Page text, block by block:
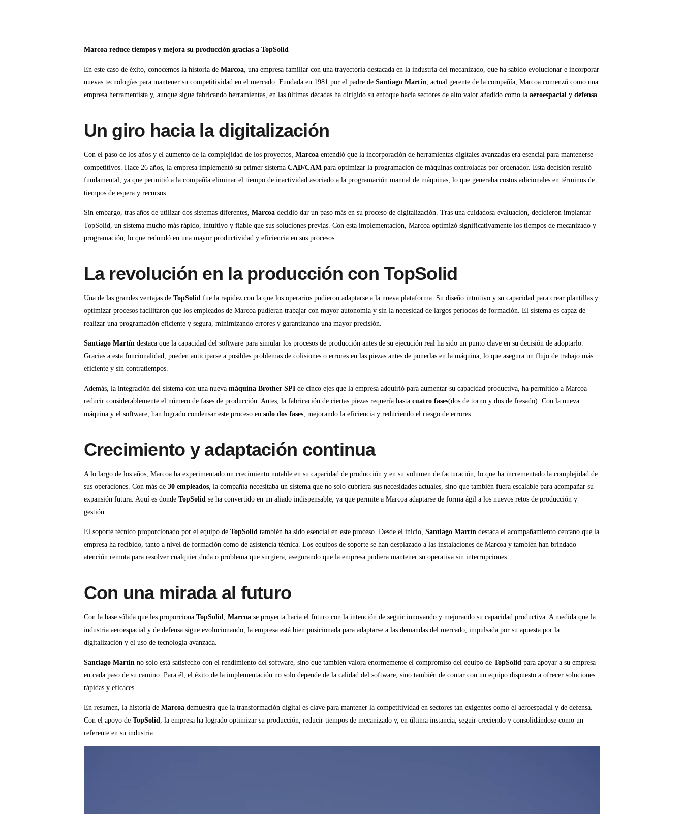
Marcoa reduce tiempos y mejora su producción gracias a TopSolid
En este caso de éxito, conocemos la historia de Marcoa, una empresa familiar con una trayectoria destacada en la industria del mecanizado, que ha sabido evolucionar e incorporar
nuevas tecnologías para mantener su competitividad en el mercado. Fundada en 1981 por el padre de Santiago Martín , actual gerente de la compañía, Marcoa comenzó como una
empresa herramentista y, aunque sigue fabricando herramientas, en las últimas décadas ha dirigido su enfoque hacia sectores de alto valor añadido como la aeroespacial y defensa.
Un giro hacia la digitalización
Con el paso de los años y el aumento de la complejidad de los proyectos, Marcoaentendió que la incorporación de herramientas digitales avanzadas era esencial para mantenerse
competitivos. Hace 26 años, la empresa implementó su primer sistema CAD/CAMpara optimizar la programación de máquinas controladas por ordenador. Esta decisión resultó
fundamental, ya que permitió a la compañía eliminar el tiempo de inactividad asociado a la programación manual de máquinas, lo que generaba costos adicionales en términos de
tiempos de espera y recursos.
Sin embargo, tras años de utilizar dos sistemas diferentes, Marcoadecidió dar un paso más en su proceso de digitalización. Tras una cuidadosa evaluación, decidieron implantar
TopSolid, un sistema mucho más rápido, intuitivo y fiable que sus soluciones previas. Con esta implementación, Marcoa optimizó significativamente los tiempos de mecanizado y
programación, lo que redundó en una mayor productividad y eficiencia en sus procesos.
La revolución en la producción conTopSolid
Una de las grandes ventajas de TopSolid fue la rapidez con la que los operarios pudieron adaptarse a la nueva plataforma. Su diseño intuitivo y su capacidad para crear plantillas y
optimizar procesos facilitaron que los empleados de Marcoa pudieran trabajar con mayor autonomía y sin la necesidad de largos períodos de formación. El sistema es capaz de
realizar una programación eficiente y segura, minimizando errores y garantizando una mayor precisión.
Santiago Martín destaca que la capacidad del software para simular los procesos de producción antes de su ejecución real ha sido un punto clave en su decisión de adoptarlo.
Gracias a esta funcionalidad, pueden anticiparse a posibles problemas de colisiones o errores en las piezas antes de ponerlas en la máquina, lo que asegura un flujo de trabajo más
eficiente y sin contratiempos.
Además, la integración del sistema con una nueva máquina Brother SPIde cinco ejes que la empresa adquirió para aumentar su capacidad productiva, ha permitido a Marcoa
reducir considerablemente el número de fases de producción. Antes, la fabricación de ciertas piezas requería hasta cuatro fases(dos de torno y dos de fresado). Con la nueva
máquina y el software, han logrado condensar este proceso en solo dos fases, mejorando la eficiencia y reduciendo el riesgo de errores.
Crecimiento y adaptación continua
A lo largo de los años, Marcoa ha experimentado un crecimiento notable en su capacidad de producción y en su volumen de facturación, lo que ha incrementado la complejidad de
sus operaciones. Con más de 30 empleados, la compañía necesitaba un sistema que no solo cubriera sus necesidades actuales, sino que también fuera escalable para acompañar su
expansión futura. Aquí es donde TopSolid se ha convertido en un aliado indispensable, ya que permite a Marcoa adaptarse de forma ágil a los nuevos retos de producción y
gestión.
El soporte técnico proporcionado por el equipo de TopSolid también ha sido esencial en este proceso. Desde el inicio, Santiago Martín destaca el acompañamiento cercano que la
empresa ha recibido, tanto a nivel de formación como de asistencia técnica. Los equipos de soporte se han desplazado a las instalaciones de Marcoa y también han brindado
atención remota para resolver cualquier duda o problema que surgiera, asegurando que la empresa pudiera mantener su operativa sin interrupciones.
Con una mirada al futuro
Con la base sólida que les proporciona TopSolid Marcoase proyecta hacia el futuro con la intención de seguir innovando y mejorando su capacidad productiva. A medida que la
industria aeroespacial y de defensa sigue evolucionando, la empresa está bien posicionada para adaptarse a las demandas del mercado, impulsada por su apuesta por la
digitalización y el uso de tecnología avanzada.
Santiago Martín no solo está satisfecho con el rendimiento del software, sino que también valora enormemente el compromiso del equipo de TopSolid para apoyar a su empresa
en cada paso de su camino. Para él, el éxito de la implementación no solo depende de la calidad del software, sino también de contar con un equipo dispuesto a ofrecer soluciones
rápidas y eficaces.
En resumen, la historia de Marcoademuestra que la transformación digital es clave para mantener la competitividad en sectores tan exigentes como el aeroespacial y de defensa.
Con el apoyo de TopSolid
, la empresa ha logrado optimizar su producción, reducir tiempos de mecanizado y, en última instancia, seguir creciendo y consolidándose como un
referente en su industria.